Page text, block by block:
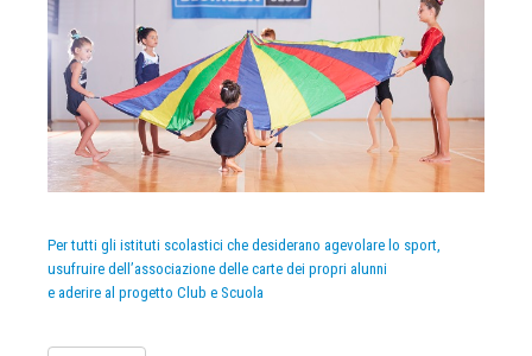
Per tutti gli istituti scolastici che desiderano agevolare lo sport,
usufruire dell’associazione delle carte dei propri alunni
e aderire al progetto Club e Scuola